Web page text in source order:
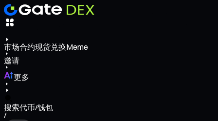
市场合约现货兑换Meme
邀请
更多
搜索代币/钱包
/